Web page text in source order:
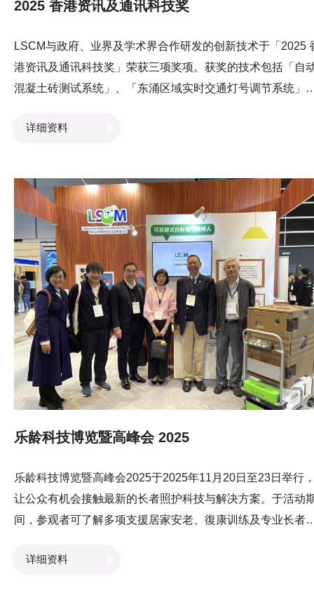
2025 香港资讯及通讯科技奖
LSCM与政府、业界及学术界合作研发的创新技术于「2025
港资讯及通讯科技奖」荣获三项奖项。获奖的技术包括「自
混凝土砖测试系统」、「东涌区域实时交通灯号调节系统」
奖」、「智慧出行奖」及「数码娱乐奖」类別获颁优异证书
肯定感到非常鼓舞，团队将继续与各界紧密合作，与政府、
界及学术界共同努力，研发更多切合业界及社区的需要、更
创意的技术方案。
详细资料
乐龄科技博览暨高峰会 2025
乐龄科技博览暨高峰会2025于2025年11月20日至23日举行
让公众有机会接触最新的长者照护科技与解决方案。于活动
间，参观者可了解多项支援居家安老、復康训练及专业长者
方案，包括 MaxBot 智慧茶几、长者渐进式坐站训练机器、
详细资料